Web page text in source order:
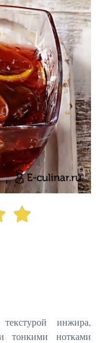
инжира,
тонкими нотками